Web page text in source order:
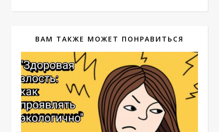
ВАМ ТАКЖЕ МОЖЕТ ПОНРАВИТЬСЯ